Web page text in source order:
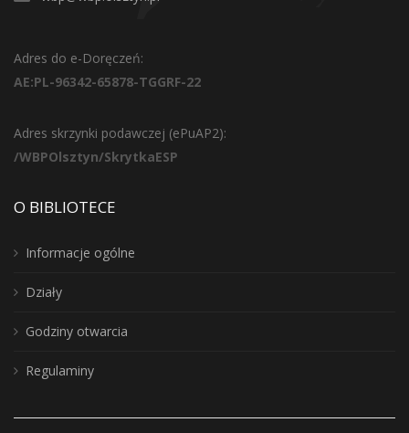
Adres do e-Doręczeń:
AE:PL-96342-65878-TGGRF-22
Adres skrzynki podawczej (ePuAP2):
/WBPOlsztyn/SkrytkaESP
O BIBLIOTECE
Informacje ogólne
Działy
Godziny otwarcia
Regulaminy